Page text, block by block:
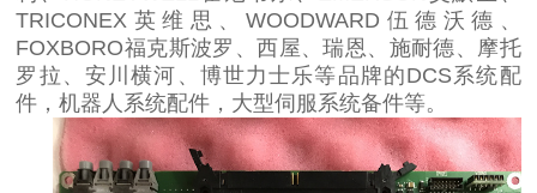
TRICONEX英维思、WOODWARD伍德沃德、
FOXBORO福克斯波罗、西屋、瑞恩、施耐德、摩托
罗拉、安川横河、博世力士乐等品牌的DCS系统配
件，机器人系统配件，大型伺服系统备件等。